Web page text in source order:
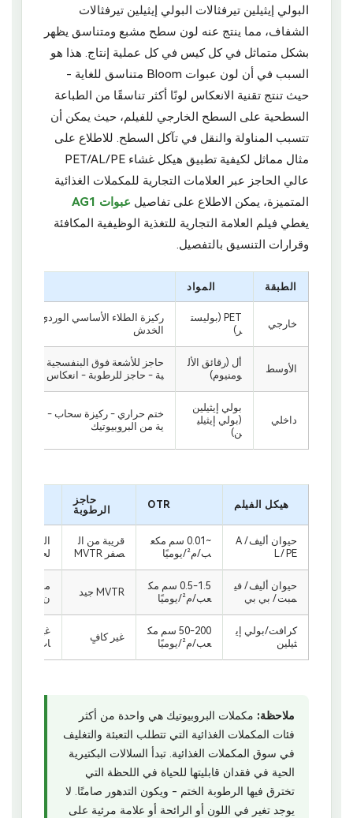
البولي إيثيلين تيرفثالات البولي إيثيلين تيرفثالات
الشفاف، مما ينتج عنه لون سطح مشبع ومتناسق يظهر
بشكل متماثل في كل كيس في كل عملية إنتاج. هذا هو
السبب في أن لون عبوات Bloom متناسق للغاية -
حيث تنتج تقنية الانعكاس لونًا أكثر تناسقًا من الطباعة
السطحية على السطح الخارجي للفيلم، حيث يمكن أن
تتسبب المناولة والنقل في تآكل السطح. للاطلاع على
مثال مماثل لكيفية تطبيق هيكل غشاء PET/AL/PE
عالي الحاجز عبر العلامات التجارية للمكملات الغذائية
المتميزة، يمكن الاطلاع على تفاصيل عبوات AG1
يغطي فيلم العلامة التجارية للتغذية الوظيفية المكافئة
وقرارات التنسيق بالتفصيل.
الطبقة المواد
خارجي
PET (بوليست
ر)
ركيزة الطلاء الأساسي الوردي - الصلابة
الخدش
الأوسط
أل (رقائق الأل
ومنيوم)
حاجز للأشعة فوق البنفسجية - حاجز
ية - حاجز للرطوبة - انعكاس اللون
داخلي
بولي إيثيلين
(بولي إيثيلي
ن)
ختم حراري - ركيزة سحاب - سلامة
ية من البروبيوتيك
هيكل الفيلم OTR
حاجز
الرطوبة
حيوان أليف / A
L / PE
~0.01 سم مكع
ب/م²/يوميًا
قريبة من ال
صفر MVTR
لحية -
حيوان أليف / في
مبت / بي بي
0.5-1.5 سم مك
عب/م²/يوميًا
MVTR جيد
مسحوق
ن سريع
كرافت/بولي إي
ثيلين
50-200 سم مك
عب/م²/يوميًا
غير كافٍ
غير مناسب
ات الحية
ملاحظة: مكملات البروبيوتيك هي واحدة من أكثر
فئات المكملات الغذائية التي تتطلب التعبئة والتغليف
في سوق المكملات الغذائية. تبدأ السلالات البكتيرية
الحية في فقدان قابليتها للحياة في اللحظة التي
تخترق فيها الرطوبة الختم - ويكون التدهور صامتًا. لا
يوجد تغير في اللون أو الرائحة أو علامة مرئية على